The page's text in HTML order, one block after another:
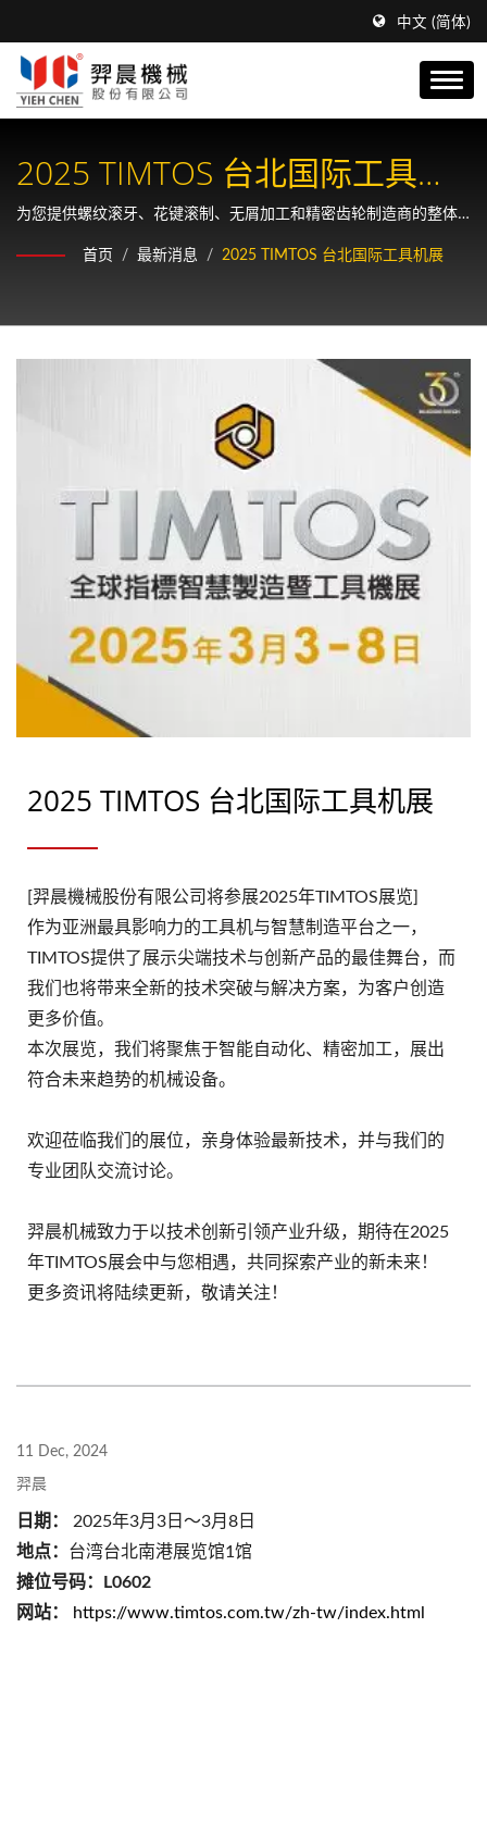
中文 (简体)
2025 TIMTOS 台北国际工具机
展
为您提供螺纹滚牙、花键滚制、无屑加工和精密齿轮制造商的整体
首页 / 最新消息 / 2025 TIMTOS 台北国际工具机展
2025 TIMTOS 台北国际工具机展
[羿晨機械股份有限公司将参展2025年TIMTOS展览]
作为亚洲最具影响力的工具机与智慧制造平台之一，
TIMTOS提供了展示尖端技术与创新产品的最佳舞台，而
我们也将带来全新的技术突破与解决方案，为客户创造
更多价值。
本次展览，我们将聚焦于智能自动化、精密加工，展出
符合未来趋势的机械设备。
欢迎莅临我们的展位，亲身体验最新技术，并与我们的
专业团队交流讨论。
羿晨机械致力于以技术创新引领产业升级，期待在2025
年TIMTOS展会中与您相遇，共同探索产业的新未来！
更多资讯将陆续更新，敬请关注！
11 Dec, 2024
羿晨
日期：
2025年3月3日～3月8日
地点： 台湾台北南港展览馆1馆
摊位号码：L0602
网站：
https://www.timtos.com.tw/zh-tw/index.html